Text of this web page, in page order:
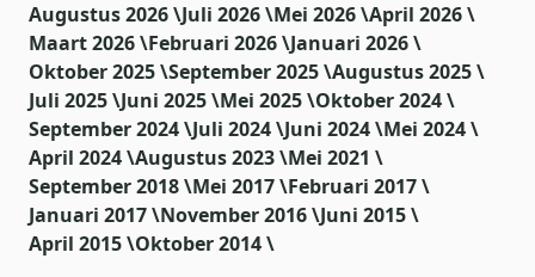
Augustus 2026 \Juli 2026 \Mei 2026 \April 2026 \
Maart 2026 \Februari 2026 \Januari 2026 \
Oktober 2025 \September 2025 \Augustus 2025 \
Juli 2025 \Juni 2025 \Mei 2025 \Oktober 2024 \
September 2024 \Juli 2024 \Juni 2024 \Mei 2024 \
April 2024 \Augustus 2023 \Mei 2021 \
September 2018 \Mei 2017 \Februari 2017 \
Januari 2017 \November 2016 \Juni 2015 \
April 2015 \Oktober 2014 \